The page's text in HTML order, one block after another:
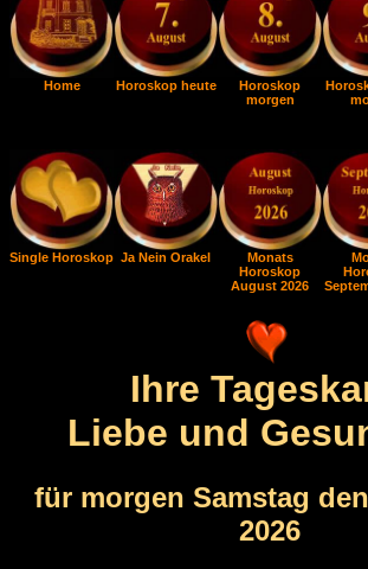
Home Horoskop heute
Horoskop
morgen
Single Horoskop Ja Nein Orakel
Monats
Horoskop
August 2026
Ihre
Liebe und
für morgen Samstag
2026